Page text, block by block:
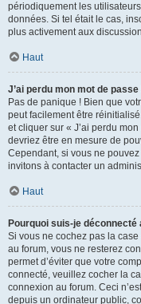
périodiquement les
données. Si tel était le cas,
plus activement aux
Haut
J’ai perdu mon mot de passe
Pas de panique ! Bien que
peut facilement être
et cliquer sur « J’ai perdu
devriez être en mesure de
Cependant, si vous ne
invitons à contacter un
Haut
Pourquoi suis-je
Si vous ne cochez pas la
au forum, vous ne resterez
permet d’éviter que votre
connecté, veuillez cocher la
connexion au forum. Ceci
depuis un ordinateur public,